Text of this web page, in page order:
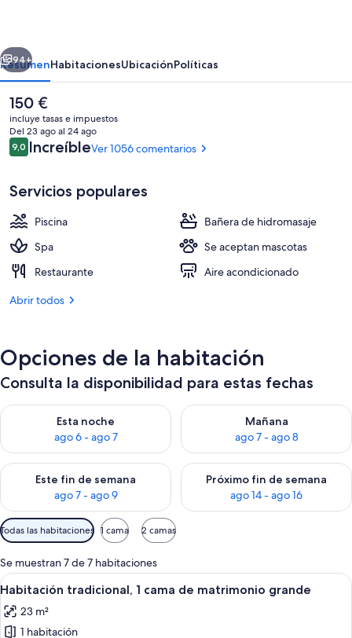
Sala de reuniones
Siguiente
94+
ResumenHabitacionesUbicaciónPolíticas
El
precio
actual
es
de
150 €
incluye tasas e impuestos
Del 23 ago al 24 ago
Comentarios
9,09,0 de 10
IncreíbleVer 1056 comentarios
Servicios populares
Piscina
Bañera de hidromasaje
Spa
Se aceptan mascotas
Restaurante
Aire acondicionado
Abrir todos
Opciones de la habitación
Consulta la disponibilidad para estas fechas
Esta noche
ago 6 - ago 7
Consulta la disponibilidad para esta noche, ago 6 - ago 7
Mañana
ago 7 - ago 8
Consulta la disponibilidad
Este fin de semana
ago 7 - ago 9
Consulta la disponibilidad para este fin de semana, ago 7 -
Próximo fin de semana
ago 14 - ago 16
Consulta la disponibilidad
Filtros
disponibles
para
las
habitaciones
Todas las habitaciones 1 cama 2 camas
Se muestran 7 de 7 habitaciones
Abrir
todas
las
Habitación de hotel con una cama
6
Habitación tradicional, 1 cama de matrimonio grande
23 m²
1 habitación